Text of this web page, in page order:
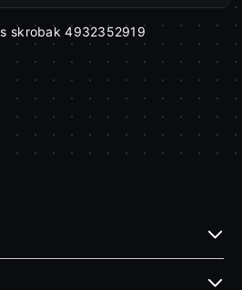
skrobak 4932352919